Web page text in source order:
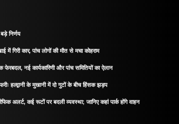
निर्णय
में गिरी कार, पांच लोगों की मौत से मचा कोहराम
नई कार्यकारिणी और पांच समितियों का ऐलान
हल्द्वानी के मुखानी में दो गुटों के बीच हिंसक झड़प
अलर्ट, कई रूटों पर बदली व्यवस्था; जानिए कहां पार्क होंगे वाहन